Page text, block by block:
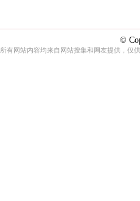
©
所有网站内容均来自网站搜集和网友提供，仅